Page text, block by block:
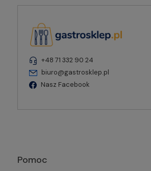
+48 71 332 90 24
biuro@gastrosklep.pl
Nasz Facebook
Pomoc